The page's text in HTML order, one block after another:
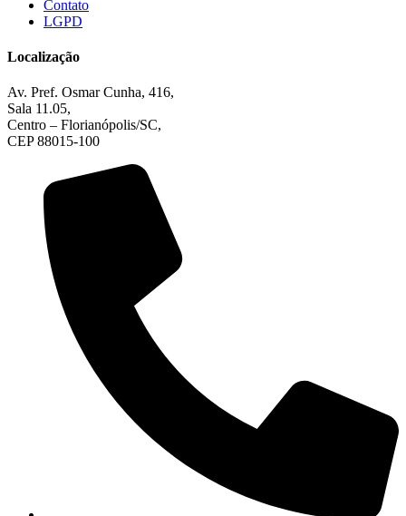
Contato
LGPD
Localização
Av. Pref. Osmar Cunha, 416,
Sala 11.05,
Centro – Florianópolis/SC,
CEP 88015-100